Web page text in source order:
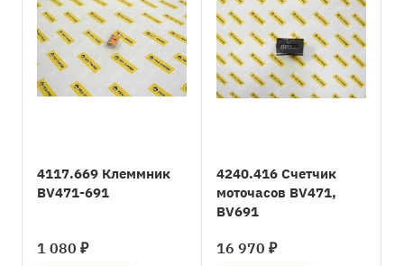
4117.669 Клеммник
BV471-691
1 080 ₽
4240.416 Счетчик
моточасов BV471,
BV691
16 970 ₽